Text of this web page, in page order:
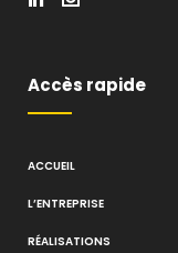
Accès rapide
ACCUEIL
L’ENTREPRISE
RÉALISATIONS